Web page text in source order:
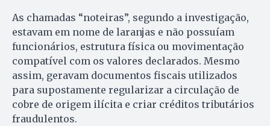
As chamadas “noteiras”, segundo a investigação,
estavam em nome de laranjas e não possuíam
funcionários, estrutura física ou movimentação
compatível com os valores declarados. Mesmo
assim, geravam documentos fiscais utilizados
para supostamente regularizar a circulação de
cobre de origem ilícita e criar créditos tributários
fraudulentos.